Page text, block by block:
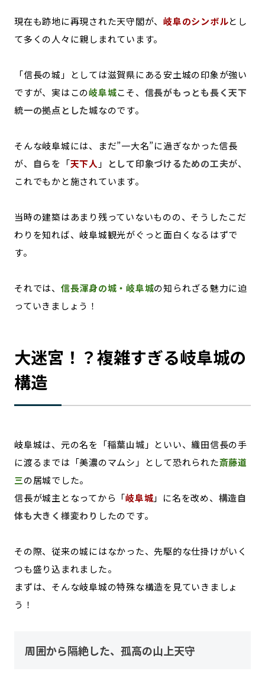
現在も跡地に再現された天守閣が、 岐阜のシンボルとし
て多くの人々に親しまれています。
「信長の城」としては滋賀県にある安土城の印象が強い
ですが、実はこの岐阜城こそ、 信長がもっとも長く天下
統一の拠点とした城なのです。
そんな岐阜城には、まだ”一大名”に過ぎなかった信長
が、
自らを 「天下人 」 として印象づけるための工夫が、
これでもかと施されています。
当時の建築はあまり残っていないものの、そうしたこだ
わりを知れば、岐阜城観光がぐっと面白くなるはずで
す。
それでは、 信長渾身の城・岐阜城の知られざる魅力に迫
っていきましょう！
大迷宮！？複雑すぎる岐阜城の
構造
岐阜城は、元の名を「稲葉山城 」といい、織田信長の手
に渡るまでは「美濃のマムシ」として恐れられた斎藤道
三の居城でした。
信長が城主となってから「岐阜城」に名を改め、 構造自
体も大きく様変わり したのです。
その際、従来の城にはなかった、先駆的な仕掛けがいく
つも盛り込まれました。
まずは、そんな岐阜城の特殊な構造を見ていきましょ
う！
周囲から隔絶した、孤高の山上天守